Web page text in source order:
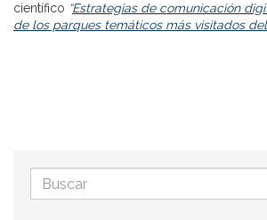
científico “Estrategias de comunicación
de los parques temáticos más visitados
Formulario
de